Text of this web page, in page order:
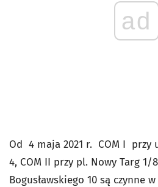
ad
Od 4 maja 2021 r. COM I przy
4, COM II przy pl. Nowy Targ 1/
Bogusławskiego 10 są czynne